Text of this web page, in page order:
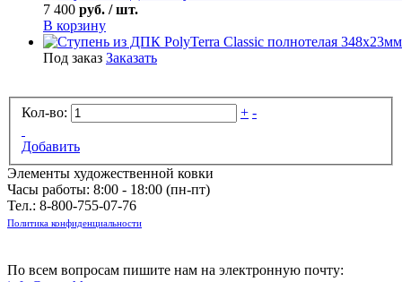
7 400 руб. / шт.
В корзину
Под заказ Заказать
Кол-во: + -
Добавить
Элементы художественной ковки
Часы работы: 8:00 - 18:00 (пн-пт)
Тел.: 8-800-755-07-76
Политика конфиденциальности
По всем вопросам пишите нам на электронную почту: